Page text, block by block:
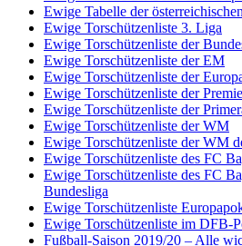
Ewige Tabelle der
Ewige Torschützenliste 3. Liga
Ewige Torschützenliste der
Ewige Torschützenliste der EM
Ewige Torschützenliste der
Ewige Torschützenliste der
Ewige Torschützenliste der
Ewige Torschützenliste der WM
Ewige Torschützenliste der WM
Ewige Torschützenliste des FC
Ewige Torschützenliste des FC
Bundesliga
Ewige Torschützenliste
Ewige Torschützenliste im DFB-
Fußball-Saison 2019/20 – Alle